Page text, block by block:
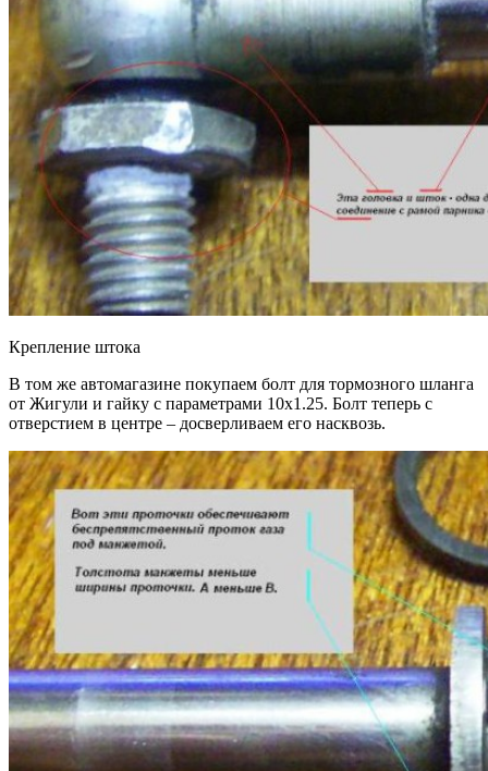
Крепление штока
В том же автомагазине покупаем болт для тормозного шланга
от Жигули и гайку с параметрами 10х1.25. Болт теперь с
отверстием в центре – досверливаем его насквозь.